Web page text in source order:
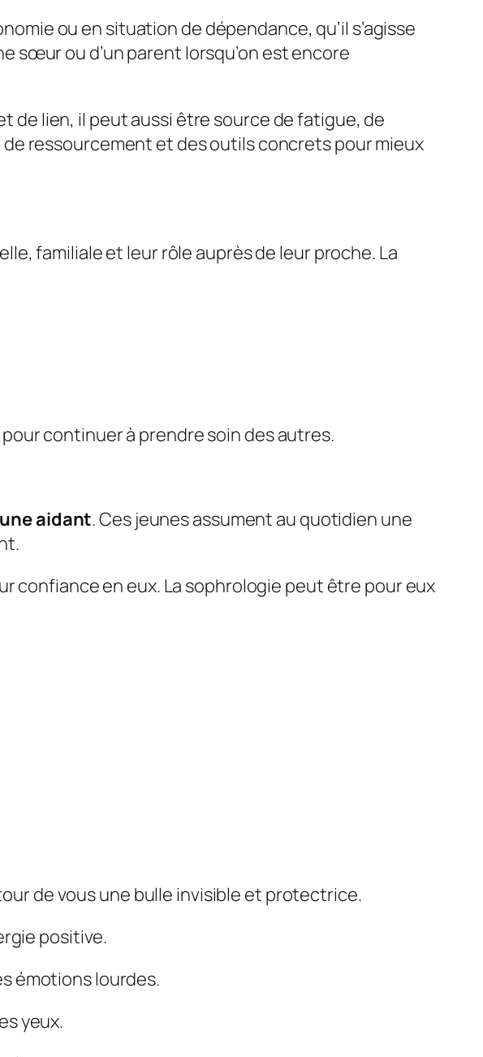
ou en situation de dépendance, qu’il s’agisse
sœur ou d’un parent lorsqu’on est encore
de lien, il peut aussi être source de fatigue, de
ressourcement et des outils concrets pour mieux
familiale et leur rôle auprès de leur proche. La
continuer à prendre soin des autres.
aidant. Ces jeunes assument au quotidien une
confiance en eux. La sophrologie peut être pour eux
de vous une bulle invisible et protectrice.
positive.
émotions lourdes.
yeux.